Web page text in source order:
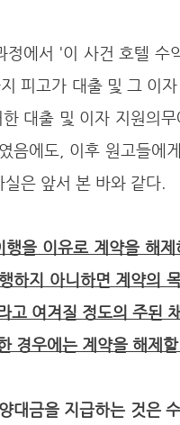
피고가 대출 및 그 이
대출 및 이자 지원의
음에도, 이후 원고들에
은 앞서 본 바와 같다.
을 이유로 계약을 해
하지 아니하면 계약의
고 여겨질 정도의 주된
경우에는 계약을 해제
대금을 지급하는 것은